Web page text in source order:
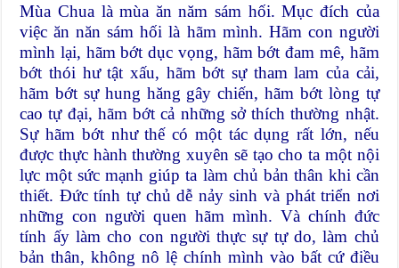
Mùa Chua là mùa ăn năm sám hối. Mục đích của
việc ăn năn sám hối là hãm mình. Hãm con người
mình lại, hãm bớt dục vọng, hãm bớt đam mê, hãm
bớt thói hư tật xấu, hãm bớt sự tham lam của cải,
hãm bớt sự hung hăng gây chiến, hãm bớt lòng tự
cao tự đại, hãm bớt cả những sở thích thường nhật.
Sự hãm bớt như thế có một tác dụng rất lớn, nếu
được thực hành thường xuyên sẽ tạo cho ta một nội
lực một sức mạnh giúp ta làm chủ bản thân khi cần
thiết. Ðức tính tự chủ dễ nảy sinh và phát triển nơi
những con người quen hãm mình. Và chính đức
tính ấy làm cho con người thực sự tự do, làm chủ
bản thân, không nô lệ chính mình vào bất cứ điều